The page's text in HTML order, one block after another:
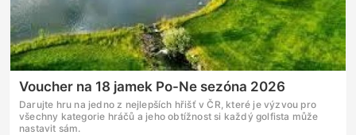
Voucher na 18 jamek Po-Ne sezóna 2026
Darujte hru na jedno z nejlepších hřišť v ČR, které je výzvou pro
všechny kategorie hráčů a jeho obtížnost si každý golfista může
nastavit sám.